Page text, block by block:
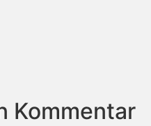
Kommentar